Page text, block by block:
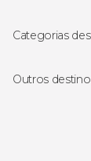
Distrito da
Categorias
Visitas
Outros